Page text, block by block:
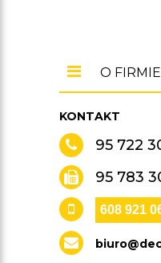
KONTAKT
95 722
95 783
608 921
O FIRMIE